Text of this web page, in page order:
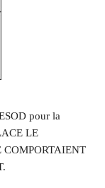
pour la
LE
COMPORTAIENT